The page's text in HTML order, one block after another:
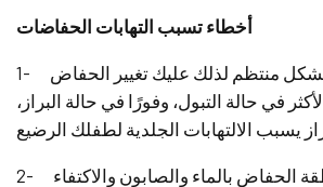
أخطاء تسبب التهابات الحفاضات
1- عدم تغيير الحفاض بشكل منتظم لذلك عليك تغيير الحفاض
في حالة التبول، وفورًا في حالة البراز،
يسبب الالتهابات الجلدية لطفلك الرضيع
2- عدم غسل منطقة الحفاض بالماء والصابون والاكتفاء